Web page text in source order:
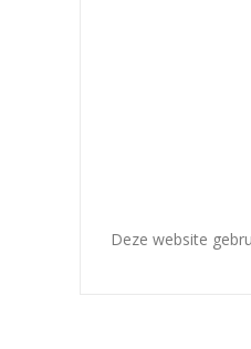
Deze website